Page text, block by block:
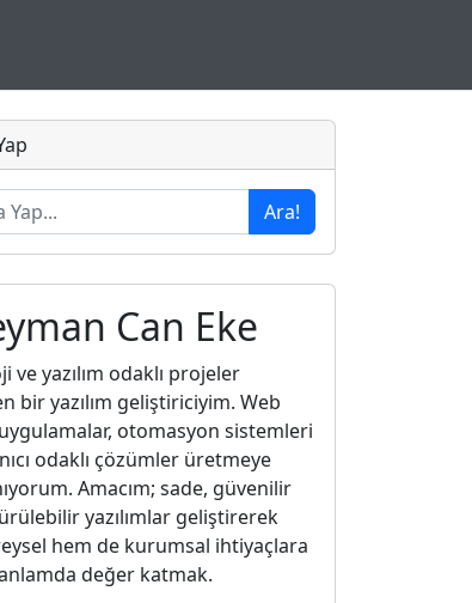
Ara!
Can Eke
ve yazılım odaklı projeler
bir yazılım geliştiriciyim. Web
otomasyon sistemleri
odaklı çözümler üretmeye
Amacım; sade, güvenilir
yazılımlar geliştirerek
hem de kurumsal ihtiyaçlara
değer katmak.